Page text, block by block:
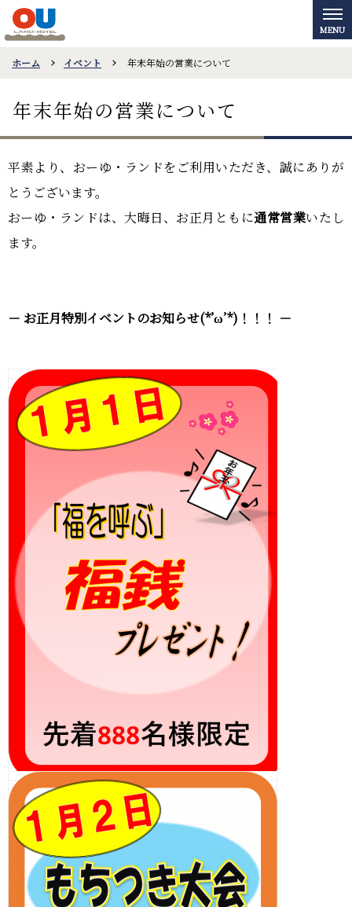
0859-31-2666
おーゆ・ホテル
call0859-31-3333
ホーム イベント 年末年始の営業について
年末年始の営業について
平素より、おーゆ・ランドをご利用いただき、誠にありが
とうございます。
おーゆ・ランドは、大晦日、お正月ともに通常営業いたし
ます。
－ お正月特別イベントのお知らせ(*’ω’*)！！！ －